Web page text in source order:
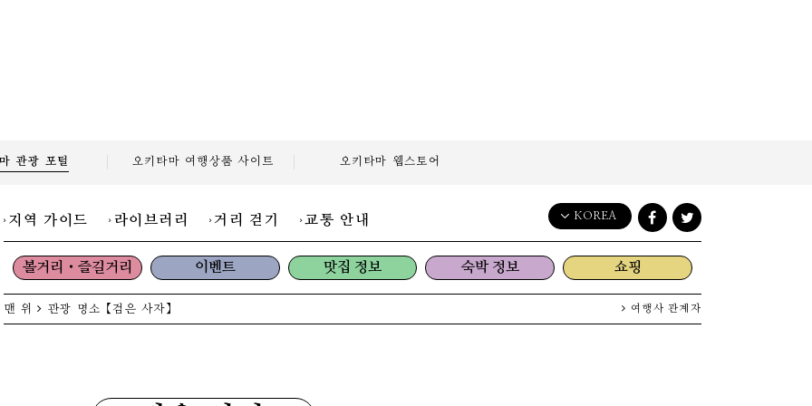
관광 포털 오키타마 여행상품 사이트 오키타마 웹스토어
지역 가이드 라이브러리 거리 걷기 교통 안내 KOREA
English
日本語
한국어
简体中文
볼거리・즐길거리 이벤트 맛집 정보 숙박 정보 쇼핑
맨 위 관광 명소 【검은 사자】 여행사 관계자